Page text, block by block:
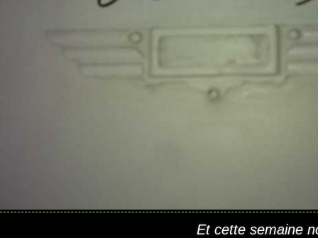
Et cette semaine